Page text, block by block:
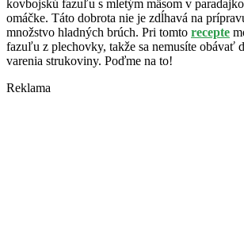
kovbojskú fazuľu s mletým mäsom v
omáčke. Táto dobrota nie je zdĺhavá na
množstvo hladných brúch. Pri tomto recepte
fazuľu z plechovky, takže sa nemusíte obávať
varenia strukoviny. Poďme na to!
Reklama